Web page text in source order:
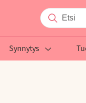
Synnytys